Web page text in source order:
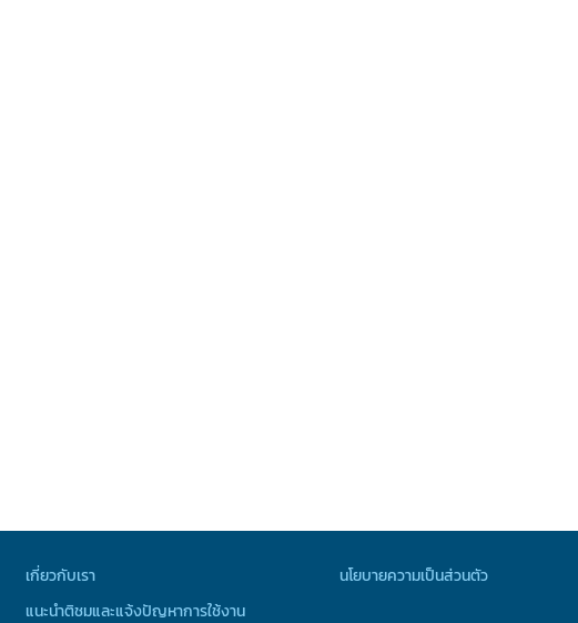
เกี่ยวกับเรา
แนะนำติชมและแจ้งปัญหาการใช้งาน
นโยบายความเป็นส่วนตัว